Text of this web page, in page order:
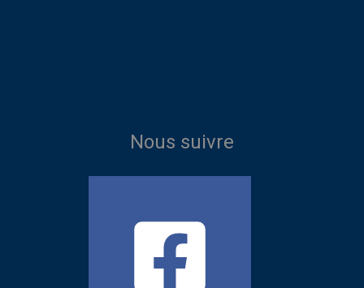
Nous suivre